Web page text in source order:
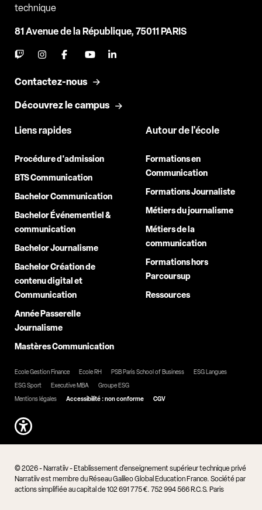
technique
81 Avenue de la République, 75011 PARIS
Contactez-nous
Découvrez le campus
Liens rapides
Procédure d'admission
BTS Communication
Bachelor Communication
Bachelor Événementiel &
communication
Bachelor Journalisme
Bachelor Création de
contenu digital et
Communication
Année Passerelle
Journalisme
Mastères Communication
Autour de l'école
Formations en
Communication
Formations Journaliste
Métiers du journalisme
Métiers de la
communication
Formations hors
Parcoursup
Ressources
Ecole Gestion Finance Ecole RH PSB Paris School of Business
ESG Langues
ESG Sport
Executive MBA
Groupe ESG
Mentions légales
Accessibilité : non conforme CGV
© 2026 - Narratiiv - Etablissement d'enseignement supérieur technique privé
Narratiiv est membre du Réseau Galileo Global Education France. Société par
actions simplifiée au capital de 102 691 775 €. 752 994 566 R.C.S. Paris